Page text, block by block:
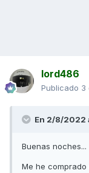
lord486
Publicado 3
En 2/8/2022
Buenas noches...
Me he